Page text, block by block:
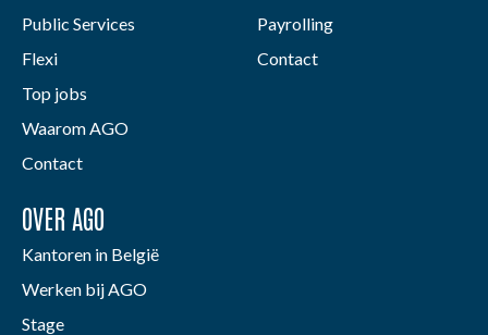
Public Services
Flexi
Top jobs
Waarom AGO
Contact
Payrolling
Contact
OVER AGO
Kantoren in België
Werken bij AGO
Stage